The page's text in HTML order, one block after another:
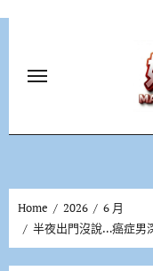
Home 2026
6 月
半夜出門沒說…癌症男